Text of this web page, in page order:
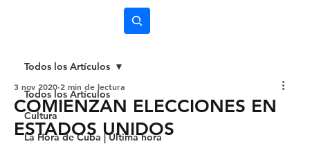
Todos los Artículos
Cultura
La Hora de Cuba | Última hora
Todos los Artículos
COMIENZAN ELECCIONES EN
ESTADOS UNIDOS
3 nov 2020 2 min de lectura